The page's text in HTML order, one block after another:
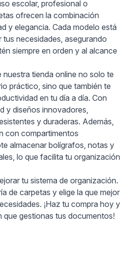
escolar, profesional o
ofrecen la combinación
y elegancia. Cada modelo está
necesidades, asegurando
siempre en orden y al alcance
nuestra tienda online no solo te
práctico, sino que también te
en tu día a día. Con
y diseños innovadores,
y duraderas. Además,
con compartimentos
almacenar bolígrafos, notas y
lo que facilita tu organización
tu sistema de organización.
de carpetas y elige la que mejor
¡Haz tu compra hoy y
que gestionas tus documentos!